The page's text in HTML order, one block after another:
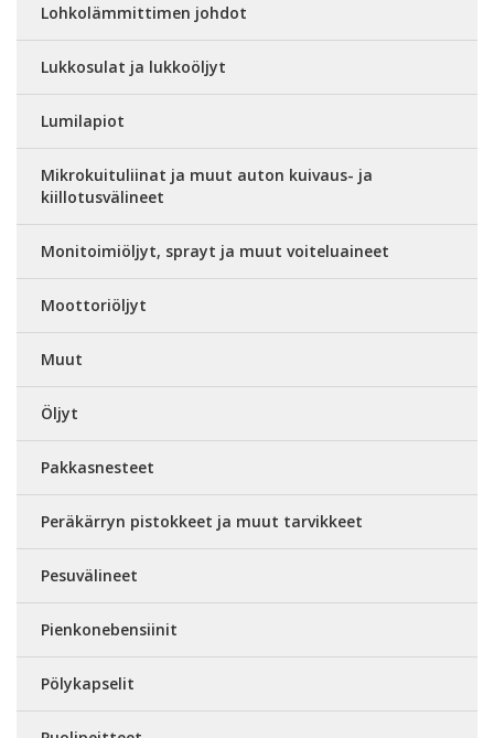
Lohkolämmittimen johdot
Lukkosulat ja lukkoöljyt
Lumilapiot
Mikrokuituliinat ja muut auton kuivaus- ja
kiillotusvälineet
Monitoimiöljyt, sprayt ja muut voiteluaineet
Moottoriöljyt
Muut
Öljyt
Pakkasnesteet
Peräkärryn pistokkeet ja muut tarvikkeet
Pesuvälineet
Pienkonebensiinit
Pölykapselit